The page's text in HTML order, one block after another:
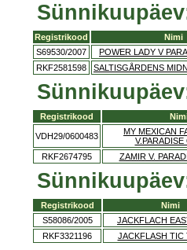
Registrikood Nimi
S69530/2007
POWER LADY V
RKF2581598
SALTISGÅRDENS
Registrikood
VDH29/0600483
MY MEXICAN
RKF2674795 ZAMIR V.
Registrikood Nimi
S58086/2005
JACKFLACH
RKF3321196
JACKFLASH TIC